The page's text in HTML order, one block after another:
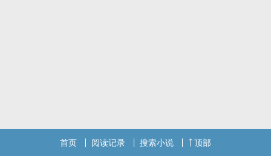
首页 阅读记录 搜索小说 顶部